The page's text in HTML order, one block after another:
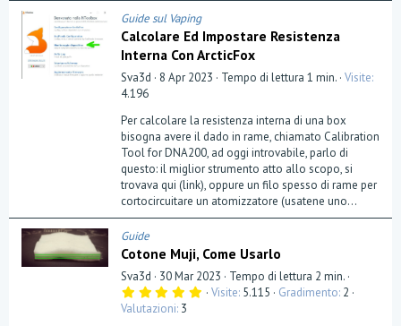
Guide sul Vaping
Calcolare Ed Impostare Resistenza
Interna Con ArcticFox
Sva3d 8 Apr 2023 Tempo di lettura 1 min. Visite
4.196
Per calcolare la resistenza interna di una box
bisogna avere il dado in rame, chiamato Calibration
Tool for DNA200, ad oggi introvabile, parlo di
questo: il miglior strumento atto allo scopo, si
trovava qui (link), oppure un filo spesso di rame per
cortocircuitare un atomizzatore (usatene uno...
Guide
Cotone Muji, Come Usarlo
Sva3d 30 Mar 2023
Tempo di lettura 2 min.
5 Visite 5.115 Gradimento 2
Valutazioni 3